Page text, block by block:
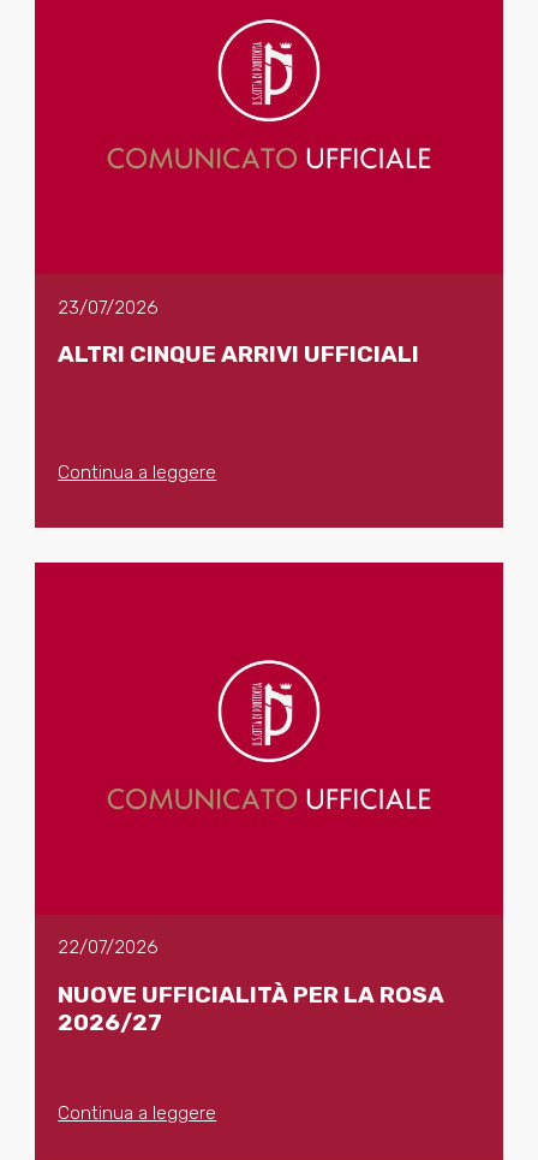
23/07/2026
ALTRI CINQUE ARRIVI UFFICIALI
Continua a leggere
22/07/2026
NUOVE UFFICIALITÀ PER LA ROSA
2026/27
Continua a leggere